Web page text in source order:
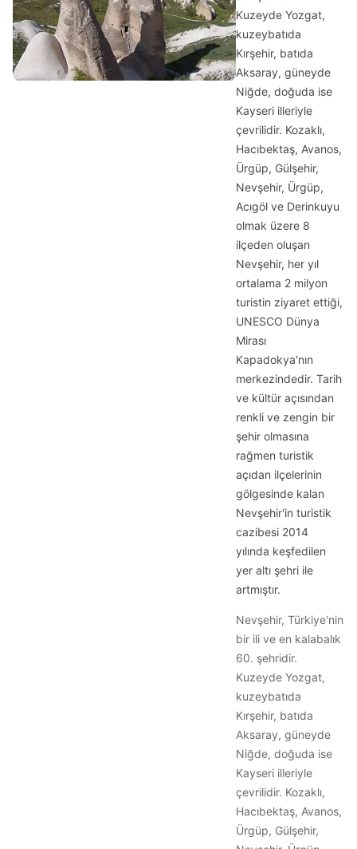
Kuzeyde Yozgat,
kuzeybatıda
Kırşehir, batıda
Aksaray, güneyde
Niğde, doğuda ise
Kayseri illeriyle
çevrilidir. Kozaklı,
Hacıbektaş, Avanos,
Ürgüp, Gülşehir,
Nevşehir, Ürgüp,
Acıgöl ve Derinkuyu
olmak üzere 8
ilçeden oluşan
Nevşehir, her yıl
ortalama 2 milyon
turistin ziyaret ettiği,
UNESCO Dünya
Mirası
Kapadokya'nın
merkezindedir. Tarih
ve kültür açısından
renkli ve zengin bir
şehir olmasına
rağmen turistik
açıdan ilçelerinin
gölgesinde kalan
Nevşehir'in turistik
cazibesi 2014
yılında keşfedilen
yer altı şehri ile
artmıştır.
Nevşehir, Türkiye'nin
bir ili ve en kalabalık
60. şehridir.
Kuzeyde Yozgat,
kuzeybatıda
Kırşehir, batıda
Aksaray, güneyde
Niğde, doğuda ise
Kayseri illeriyle
çevrilidir. Kozaklı,
Hacıbektaş, Avanos,
Ürgüp, Gülşehir,